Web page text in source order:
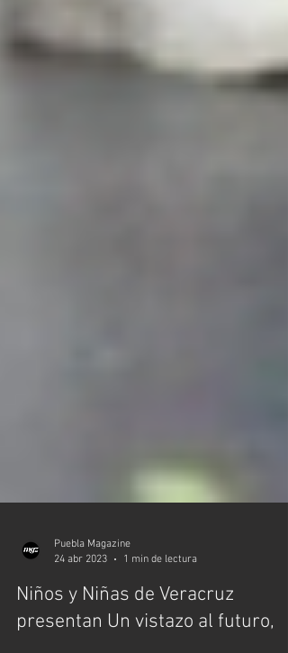
Puebla Magazine
24 abr 2023
1 min de lectura